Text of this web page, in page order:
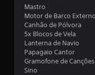
Mastro
Motor de Barco Externo
Canhão de Pólvora
5x Blocos de Vela
Lanterna de Navio
Papagaio Cantor
Gramofone de
Sino